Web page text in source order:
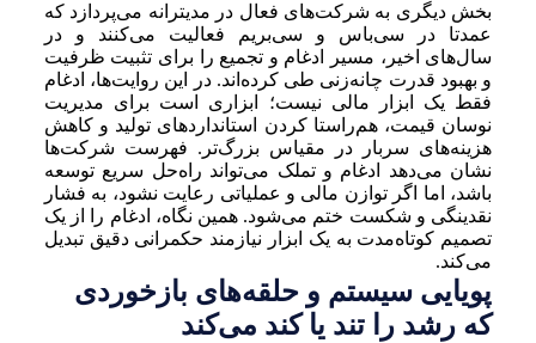
بخش دیگری به شرکت‌های فعال در مدیترانه می‌پردازد که
عمدتا در سی‌باس و سی‌بریم فعالیت می‌کنند و در
سال‌های اخیر، مسیر ادغام و تجمیع را برای تثبیت ظرفیت
و بهبود قدرت چانه‌زنی طی کرده‌اند. در این روایت‌ها، ادغام
فقط یک ابزار مالی نیست؛ ابزاری است برای مدیریت
نوسان قیمت، هم‌راستا کردن استانداردهای تولید و کاهش
هزینه‌های سربار در مقیاس بزرگ‌تر. فهرست شرکت‌ها
نشان می‌دهد ادغام و تملک می‌تواند راه‌حل سریع توسعه
باشد، اما اگر توازن مالی و عملیاتی رعایت نشود، به فشار
نقدینگی و شکست ختم می‌شود. همین نگاه، ادغام را از یک
تصمیم کوتاه‌مدت به یک ابزار نیازمند حکمرانی دقیق تبدیل
می‌کند.
پویایی سیستم و حلقه‌های بازخوردی
که رشد را تند یا کند می‌کند